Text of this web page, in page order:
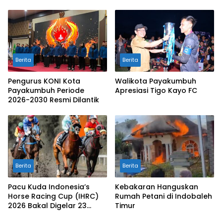
Berita
Pengurus KONI Kota
Payakumbuh Periode
2026-2030 Resmi Dilantik
Berita
Walikota Payakumbuh
Apresiasi Tigo Kayo FC
Berita
Pacu Kuda Indonesia’s
Horse Racing Cup (IHRC)
2026 Bakal Digelar 23
Berita
Kebakaran Hanguskan
Rumah Petani di Indobaleh
Timur